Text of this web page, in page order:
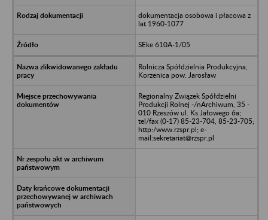
dokumentacja osobowa i płacowa z
lat 1960-1077
SEke 610A-1/05
Rolnicza Spółdzielnia Produkcyjna,
Korzenica pow. Jarosław
Regionalny Związek Spółdzielni
Produkcji Rolnej -/nArchiwum, 35 -
010 Rzeszów ul. Ks.Jałowego 6a;
tel/fax (0-17) 85-23-704, 85-23-705;
http:/www.rzspr.pl; e-
mail:sekretariat@rzspr.pl